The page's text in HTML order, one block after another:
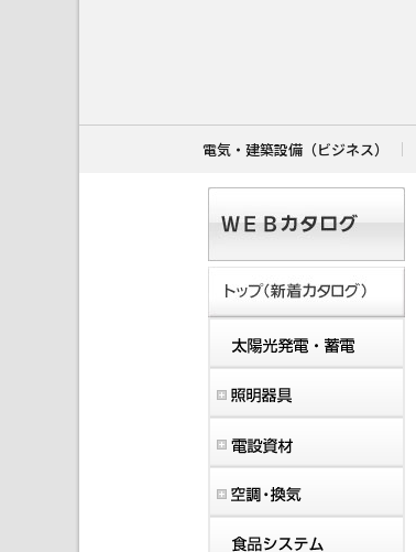
電気・建築設備（ビジネス）